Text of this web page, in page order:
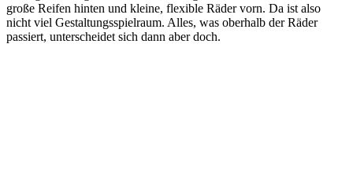
große Reifen hinten und kleine, flexible Räder vorn. Da ist also
nicht viel Gestaltungsspielraum. Alles, was oberhalb der Räder
passiert, unterscheidet sich dann aber doch.